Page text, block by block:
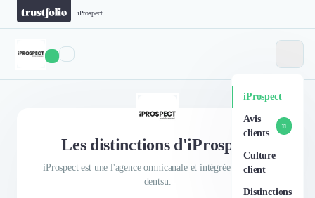
iProspect
iProspect
Avis
clients
11
Culture
client
Distinctions
Les distinctions d'iProspect
iProspect est une l'agence omnicanale et intégrée du groupe
dentsu.